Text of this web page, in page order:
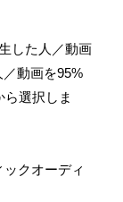
した人／動画
動画を95%
選択しま
クオーディ